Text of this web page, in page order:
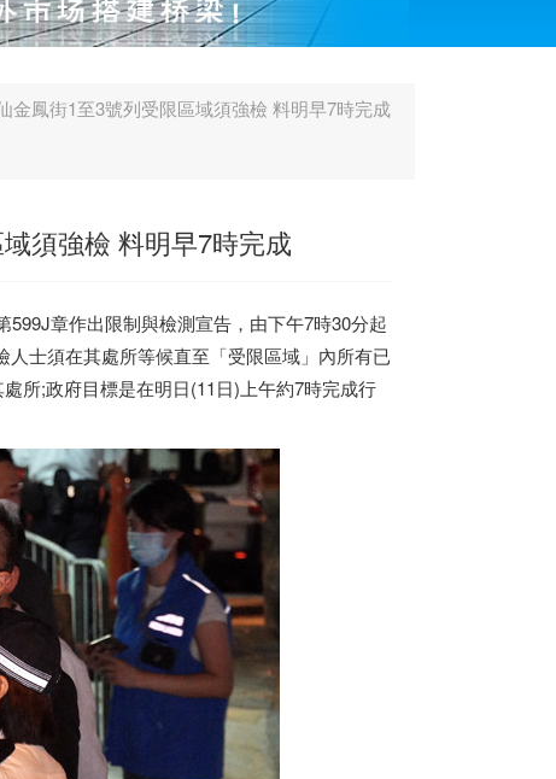
金鳳街1至3號列受限區域須強檢 料明早7時完成
須強檢 料明早7時完成
章作出限制與檢測宣告，由下午7時30分起
士須在其處所等候直至「受限區域」內所有已
所;政府目標是在明日(11日)上午約7時完成行